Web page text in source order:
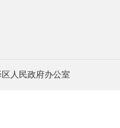
人民政府办公室